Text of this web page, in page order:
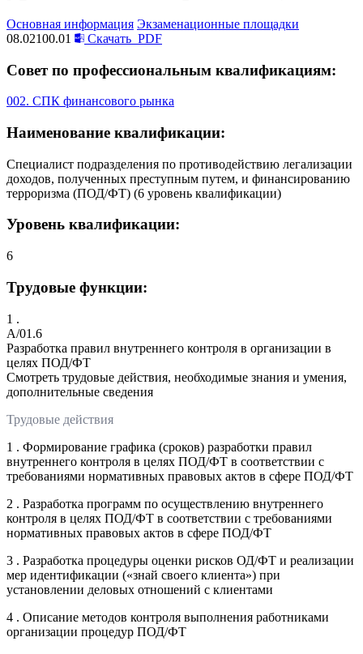
Основная информация Экзаменационные площадки
08.02100.01
Скачать PDF
Совет по профессиональным квалификациям:
002. СПК финансового рынка
Наименование квалификации:
Специалист подразделения по противодействию легализации
доходов, полученных преступным путем, и финансированию
терроризма (ПОД/ФТ) (6 уровень квалификации)
Уровень квалификации:
6
Трудовые функции:
1 .
A/01.6
Разработка правил внутреннего контроля в организации в
целях ПОД/ФТ
Смотреть трудовые действия, необходимые знания и умения,
дополнительные сведения
Трудовые действия
1 . Формирование графика (сроков) разработки правил
внутреннего контроля в целях ПОД/ФТ в соответствии с
требованиями нормативных правовых актов в сфере ПОД/ФТ
2 . Разработка программ по осуществлению внутреннего
контроля в целях ПОД/ФТ в соответствии с требованиями
нормативных правовых актов в сфере ПОД/ФТ
3 . Разработка процедуры оценки рисков ОД/ФТ и реализации
мер идентификации («знай своего клиента») при
установлении деловых отношений с клиентами
4 . Описание методов контроля выполнения работниками
организации процедур ПОД/ФТ